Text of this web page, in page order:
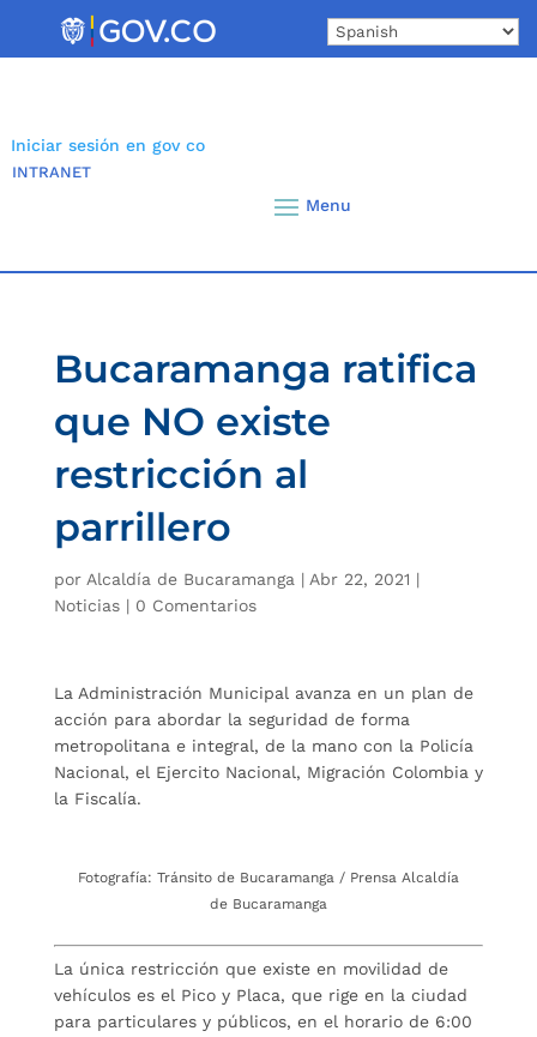
Iniciar sesión en gov co
INTRANET
Bucaramanga ratifica
que NO existe
restricción al
parrillero
por Alcaldía de Bucaramanga | Abr 22, 2021 |
Noticias| 0 Comentarios
La Administración Municipal avanza en un plan de
acción para abordar la seguridad de forma
metropolitana e integral, de la mano con la Policía
Nacional, el Ejercito Nacional, Migración Colombia y
la Fiscalía.
Fotografía: Tránsito de Bucaramanga / Prensa Alcaldía
de Bucaramanga
La única restricción que existe en movilidad de
vehículos es el Pico y Placa, que rige en la ciudad
para particulares y públicos, en el horario de 6:00